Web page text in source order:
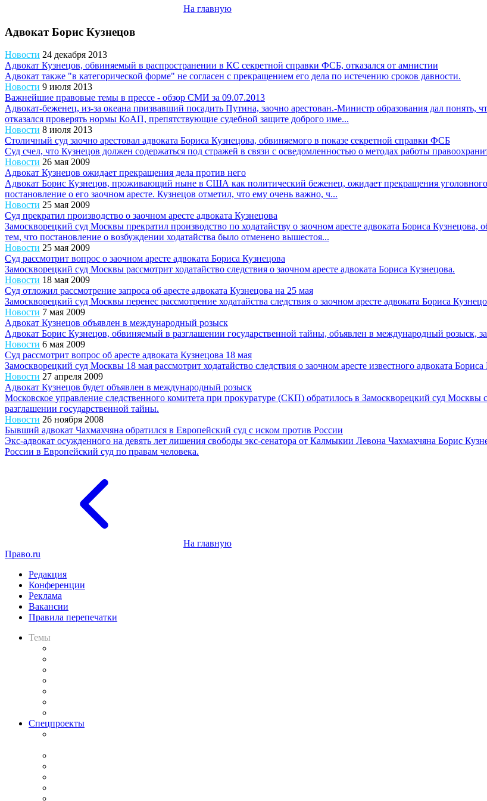
На главную
Адвокат Борис Кузнецов
Новости 24 декабря 2013
Адвокат Кузнецов, обвиняемый в распространении в КС секретной справки ФСБ, отказался от амнистии
Адвокат также "в категорической форме" не согласен с прекращением его дела по истечению сроков давности.
Новости 9 июля 2013
Важнейшие правовые темы в прессе - обзор СМИ за 09.07.2013
Адвокат-беженец, из-за океана призвавший посадить Путина, заочно арестован.-Министр образования дал
отказался проверять нормы КоАП, препятствующие судебной защите доброго име...
Новости 8 июля 2013
Столичный суд заочно арестовал адвоката Бориса Кузнецова, обвиняемого в показе секретной справки ФСБ
Суд счел, что Кузнецов должен содержаться под стражей в связи с осведомленностью о методах работы
Новости 26 мая 2009
Адвокат Кузнецов ожидает прекращения дела против него
Адвокат Борис Кузнецов, проживающий ныне в США как политический беженец, ожидает прекращения
постановление о его заочном аресте. Кузнецов отметил, что ему очень важно, ч...
Новости 25 мая 2009
Суд прекратил производство о заочном аресте адвоката Кузнецова
Замоскворецкий суд Москвы прекратил производство по ходатайству о заочном аресте адвоката Бориса
тем, что постановление о возбуждении ходатайства было отменено вышестоя...
Новости 25 мая 2009
Суд рассмотрит вопрос о заочном аресте адвоката Бориса Кузнецова
Замоскворецкий суд Москвы рассмотрит ходатайство следствия о заочном аресте адвоката Бориса Кузнецова.
Новости 18 мая 2009
Суд отложил рассмотрение запроса об аресте адвоката Кузнецова на 25 мая
Замоскворецкий суд Москвы перенес рассмотрение ходатайства следствия о заочном аресте адвоката Бориса
Новости 7 мая 2009
Адвокат Кузнецов объявлен в международный розыск
Адвокат Борис Кузнецов, обвиняемый в разглашении государственной тайны, объявлен в международный розыск,
Новости 6 мая 2009
Суд рассмотрит вопрос об аресте адвоката Кузнецова 18 мая
Замоскворецкий суд Москвы 18 мая рассмотрит ходатайство следствия о заочном аресте известного адвоката
Новости 27 апреля 2009
Адвокат Кузнецов будет объявлен в международный розыск
Московское управление следственного комитета при прокуратуре (СКП) обратилось в Замоскворецкий суд Москвы
разглашении государственной тайны.
Новости 26 ноября 2008
Бывший адвокат Чахмахчяна обратился в Европейский суд с иском против России
Экс-адвокат осужденного на девять лет лишения свободы экс-сенатора от Калмыкии Левона Чахмахчяна Борис
России в Европейский суд по правам человека.
На главную
Право.ru
Редакция
Конференции
Реклама
Вакансии
Правила перепечатки
Темы
Спецпроекты